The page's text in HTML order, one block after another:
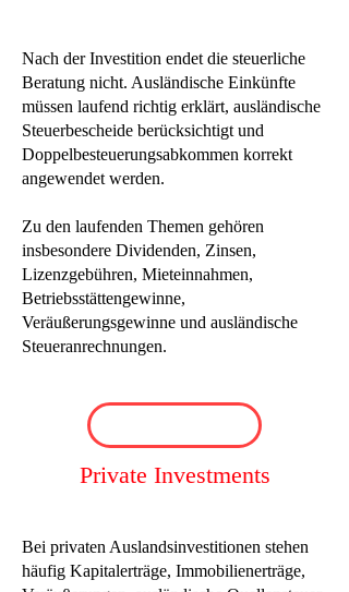
Nach der Investition endet die steuerliche
Beratung nicht. Ausländische Einkünfte
müssen laufend richtig erklärt, ausländische
Steuerbescheide berücksichtigt und
Doppelbesteuerungsabkommen korrekt
angewendet werden.
Zu den laufenden Themen gehören
insbesondere Dividenden, Zinsen,
Lizenzgebühren, Mieteinnahmen,
Betriebsstättengewinne,
Veräußerungsgewinne und ausländische
Steueranrechnungen.
Private Investments
Bei privaten Auslandsinvestitionen stehen
häufig Kapitalerträge, Immobilienerträge,